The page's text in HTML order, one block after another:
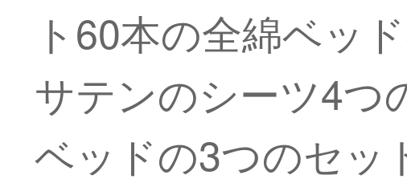
ト60本の全綿ベッ
サテンのシーツ4つ
ベッドの3つのセッ